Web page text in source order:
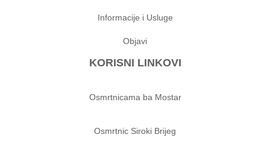
Informacije i Usluge
Objavi
KORISNI LINKOVI
Osmrtnicama ba Mostar
Osmrtnic Siroki Brijeg